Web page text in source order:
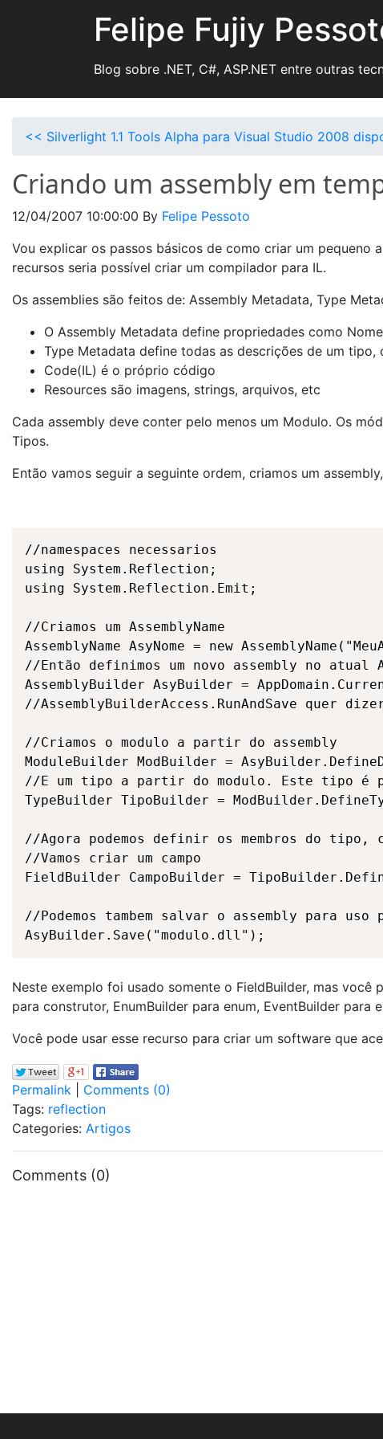
Felipe Fujiy
Blog sobre .NET, C#, ASP.NET entre outras
<< Silverlight 1.1 Tools Alpha para Visual Studio 2008
Criando um assembly em
12/04/2007 10:00:00 By Felipe Pessoto
Vou explicar os passos básicos de como criar um pequeno
recursos seria possível criar um compilador para IL.
Os assemblies são feitos de: Assembly Metadata, Type
O Assembly Metadata define propriedades como
Type Metadata define todas as descrições de um
Code(IL) é o próprio código
Resources são imagens, strings, arquivos, etc
Cada assembly deve conter pelo menos um Modulo. Os
Tipos.
Então vamos seguir a seguinte ordem, criamos um
//namespaces necessarios
using System.Reflection;
using System.Reflection.Emit;
//Criamos um AssemblyName
AssemblyName AsyNome = new
//Então definimos um novo assembly no
AssemblyBuilder AsyBuilder =
//AssemblyBuilderAccess.RunAndSave quer
//Criamos o modulo a partir do assembly
ModuleBuilder ModBuilder =
//E um tipo a partir do modulo. Este tipo é
TypeBuilder TipoBuilder =
//Agora podemos definir os membros do tipo,
//Vamos criar um campo
FieldBuilder CampoBuilder =
//Podemos tambem salvar o assembly para uso
AsyBuilder.Save("modulo.dll");​
Neste exemplo foi usado somente o FieldBuilder, mas
para construtor, EnumBuilder para enum, EventBuilder para
Você pode usar esse recurso para criar um software que
Permalink
Comments (0)
Tags: reflection
Categories: Artigos
Comments (0)